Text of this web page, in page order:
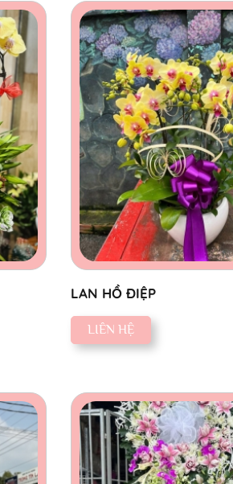
LAN HỒ ĐIỆP
LIÊN HỆ